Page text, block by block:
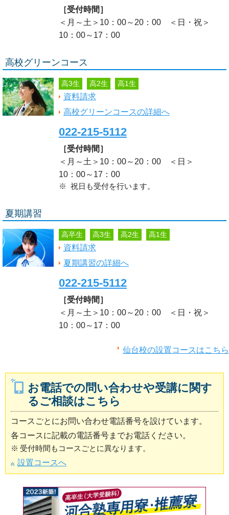
仙台校の設置コースはこちら
［受付時間］
＜月～土＞10：00～20：00 ＜日・祝＞
10：00～17：00
高校グリーンコース
高3生 高2生 高1生
資料請求
高校グリーンコースの詳細へ
022-215-5112
［受付時間］
＜月～土＞10：00～20：00 ＜日＞
10：00～17：00
※ 祝日も受付を行います。
夏期講習
高卒生 高3生 高2生 高1生
資料請求
夏期講習の詳細へ
022-215-5112
［受付時間］
＜月～土＞10：00～20：00 ＜日・祝＞
10：00～17：00
お電話での問い合わせや受講に関す
るご相談はこちら
コースごとにお問い合わせ電話番号を設けています。
各コースに記載の電話番号までお電話ください。
※ 受付時間もコースごとに異なります。
設置コースへ